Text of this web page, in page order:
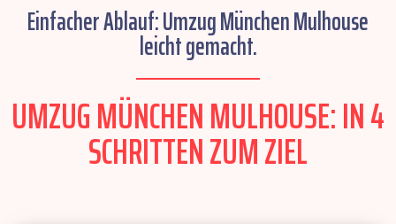
Einfacher Ablauf: Umzug München Mulhouse
leicht gemacht.
UMZUG MÜNCHEN MULHOUSE: IN 4
SCHRITTEN ZUM ZIEL